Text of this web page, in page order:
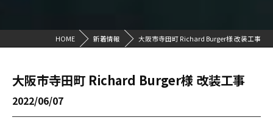
HOME 新着情報 大阪市寺田町 Richard Burger様 改装工事
大阪市寺田町 Richard Burger様 改装工事
2022/06/07